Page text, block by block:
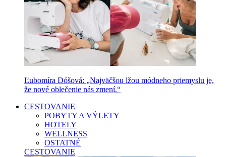
Ľubomíra Dóšová: „Najväčšou lžou módneho priemyslu je,
že nové oblečenie nás zmení.“
CESTOVANIE
POBYTY A VÝLETY
HOTELY
WELLNESS
OSTATNÉ
CESTOVANIE